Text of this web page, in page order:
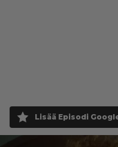
Lisää Episodi